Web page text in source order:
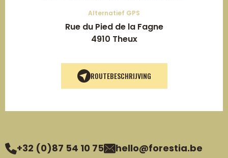
+32 (0)87 54 10 75 hello@forestia.be
Alternatief GPS
Rue du Pied de la Fagne
4910 Theux
ROUTEBESCHRIJVING